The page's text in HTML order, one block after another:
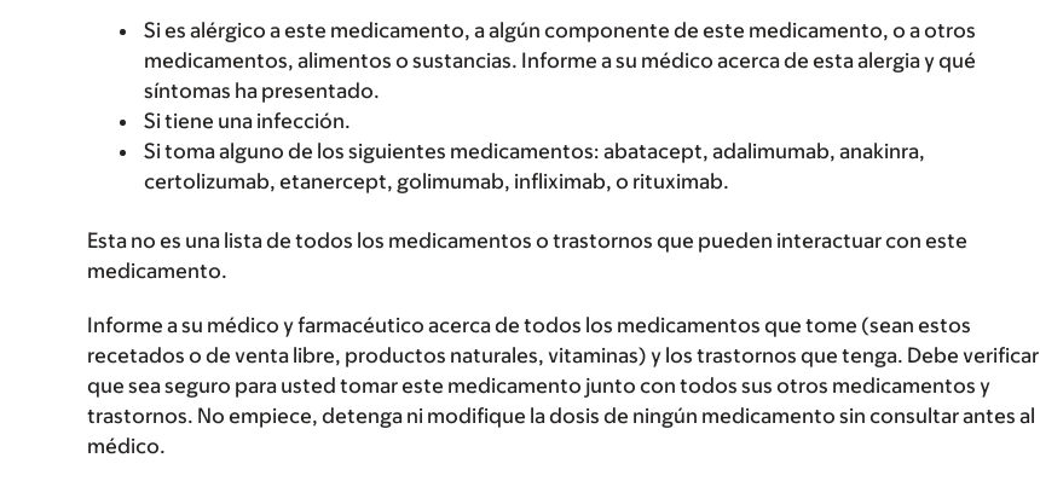
Si es alérgico a este medicamento, a algún componente de este medicamento, o a otros
medicamentos, alimentos o sustancias. Informe a su médico acerca de esta alergia y qué
síntomas ha presentado.
Si tiene una infección.
Si toma alguno de los siguientes medicamentos: abatacept, adalimumab, anakinra,
certolizumab, etanercept, golimumab, infliximab, o rituximab.
Esta no es una lista de todos los medicamentos o trastornos que pueden interactuar con este
medicamento.
Informe a su médico y farmacéutico acerca de todos los medicamentos que tome (sean estos
recetados o de venta libre, productos naturales, vitaminas) y los trastornos que tenga. Debe verificar
que sea seguro para usted tomar este medicamento junto con todos sus otros medicamentos y
trastornos. No empiece, detenga ni modifique la dosis de ningún medicamento sin consultar antes al
médico.